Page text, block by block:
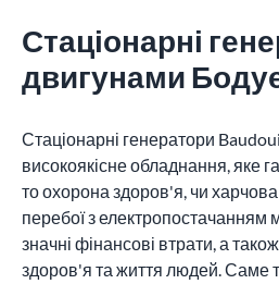
Стаціонарні
двигунами
Стаціонарні генератори
високоякісне обладнання, яке
то охорона здоров'я, чи
перебої з електропостачанням
значні фінансові втрати, а
здоров'я та життя людей. Саме